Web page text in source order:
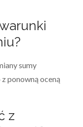
sumy
ponowną oceną
z